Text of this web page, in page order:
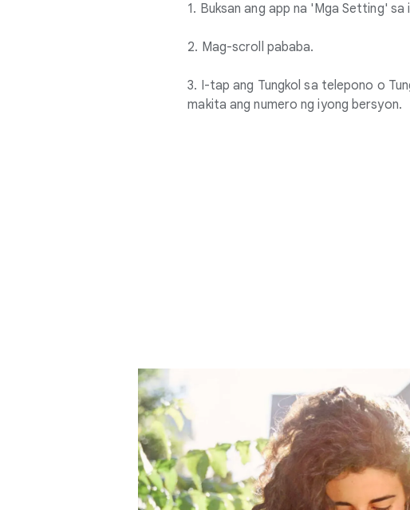
1. Buksan ang app na 'Mga Setting'
2. Mag-scroll pababa.
3. I-tap ang Tungkol sa telepono o
makita ang numero ng iyong bersyon.